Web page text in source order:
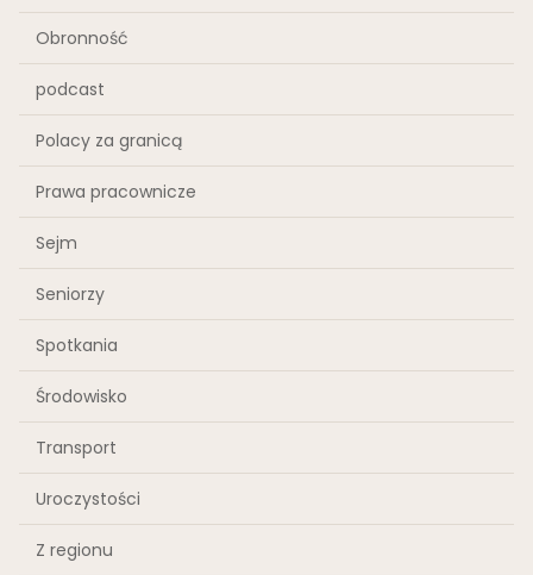
Obronność
podcast
Polacy za granicą
Prawa pracownicze
Sejm
Seniorzy
Spotkania
Środowisko
Transport
Uroczystości
Z regionu